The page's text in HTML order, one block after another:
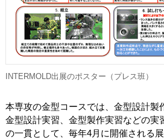
INTERMOLD出展のポスター（プレス班）
本専攻の金型コースでは、金型設計製
金型設計実習、金型製作実習などの実
の一貫として、毎年4月に開催される